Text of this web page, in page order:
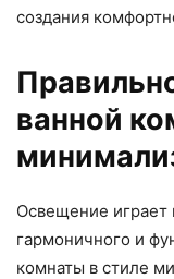
создания
ванной
Освещение играет
гармоничного и
комнаты в стиле